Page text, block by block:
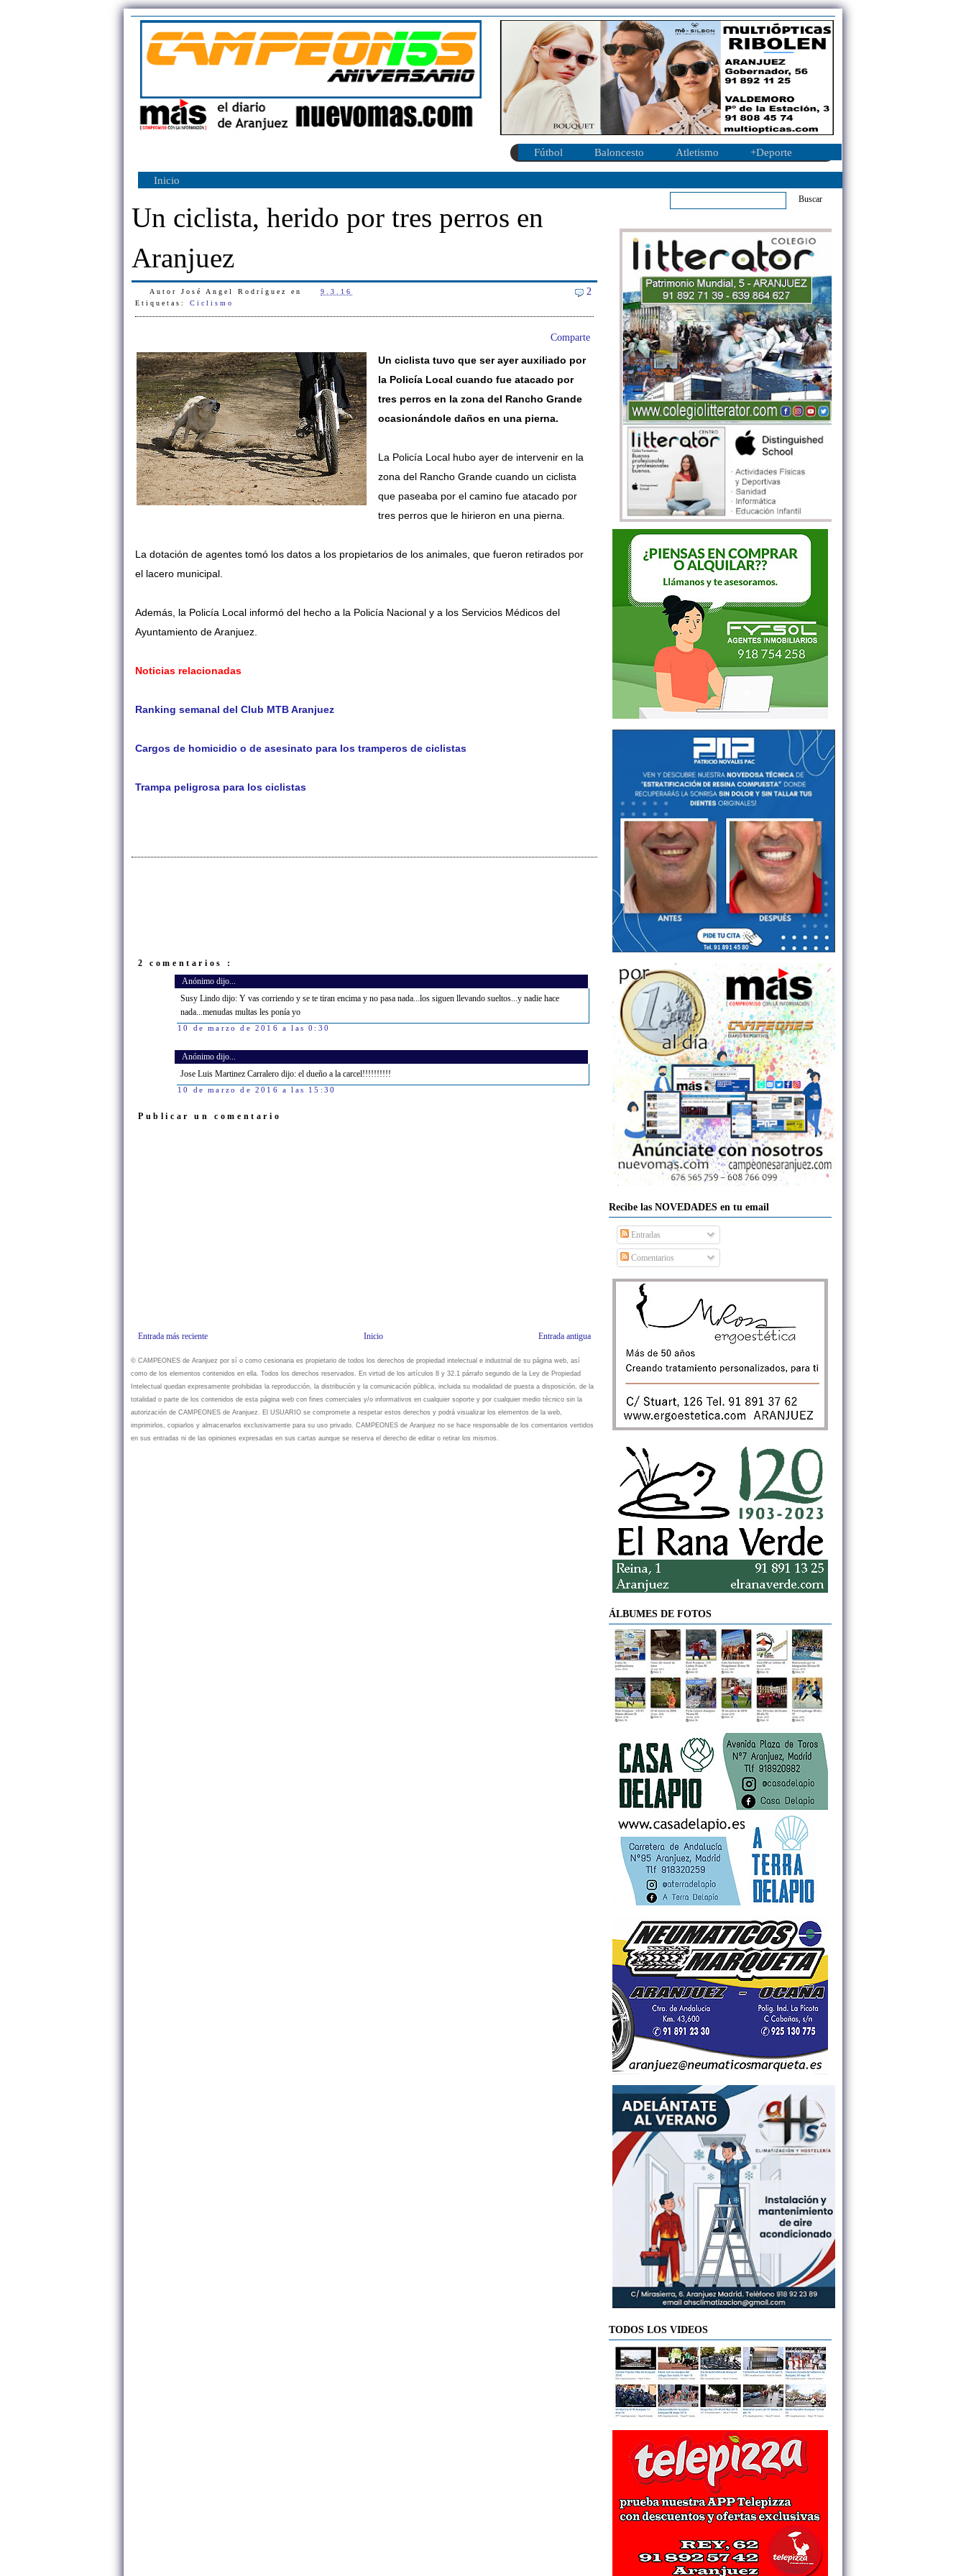
Fútbol Baloncesto Atletismo +Deporte
Inicio
Un ciclista, herido por tres perros en
Aranjuez
Autor José Angel Rodríguez en 9.3.16 2
Etiquetas: Ciclismo
Comparte
Un ciclista tuvo que ser ayer auxiliado por
la Policía Local cuando fue atacado por
tres perros en la zona del Rancho Grande
ocasionándole daños en una pierna.
La Policía Local hubo ayer de intervenir en la
zona del Rancho Grande cuando un ciclista
que paseaba por el camino fue atacado por
tres perros que le hirieron en una pierna.
La dotación de agentes tomó los datos a los propietarios de los animales, que fueron retirados por
el lacero municipal.
Además, la Policía Local informó del hecho a la Policía Nacional y a los Servicios Médicos del
Ayuntamiento de Aranjuez.
Noticias relacionadas
Ranking semanal del Club MTB Aranjuez
Cargos de homicidio o de asesinato para los tramperos de ciclistas
Trampa peligrosa para los ciclistas
2 comentarios :
Anónimo dijo...
Susy Lindo dijo: Y vas corriendo y se te tiran encima y no pasa nada...los siguen llevando sueltos...y nadie hace
nada...menudas multas les ponía yo
10 de marzo de 2016 a las 0:30
Anónimo dijo...
Jose Luis Martinez Carralero dijo: el dueño a la carcel!!!!!!!!!!
10 de marzo de 2016 a las 15:30
Publicar un comentario
Entrada más reciente Entrada antigua
Inicio
© CAMPEONES de Aranjuez por sí o como cesionaria es propietario de todos los derechos de propiedad intelectual e industrial de su página web, así
como de los elementos contenidos en ella. Todos los derechos reservados. En virtud de los artículos 8 y 32.1 párrafo segundo de la Ley de Propiedad
Intelectual quedan expresamente prohibidas la reproducción, la distribución y la comunicación pública, incluida su modalidad de puesta a disposición, de la
totalidad o parte de los contenidos de esta página web con fines comerciales y/o informativos en cualquier soporte y por cualquier medio técnico sin la
autorización de CAMPEONES de Aranjuez. El USUARIO se compromete a respetar estos derechos y podrá visualizar los elementos de la web,
imprimirlos, copiarlos y almacenarlos exclusivamente para su uso privado. CAMPEONES de Aranjuez no se hace responsable de los comentarios vertidos
en sus entradas ni de las opiniones expresadas en sus cartas aunque se reserva el derecho de editar o retirar los mismos.
Recibe las NOVEDADES en tu email
Entradas
Comentarios
ÁLBUMES DE FOTOS
TODOS LOS VIDEOS